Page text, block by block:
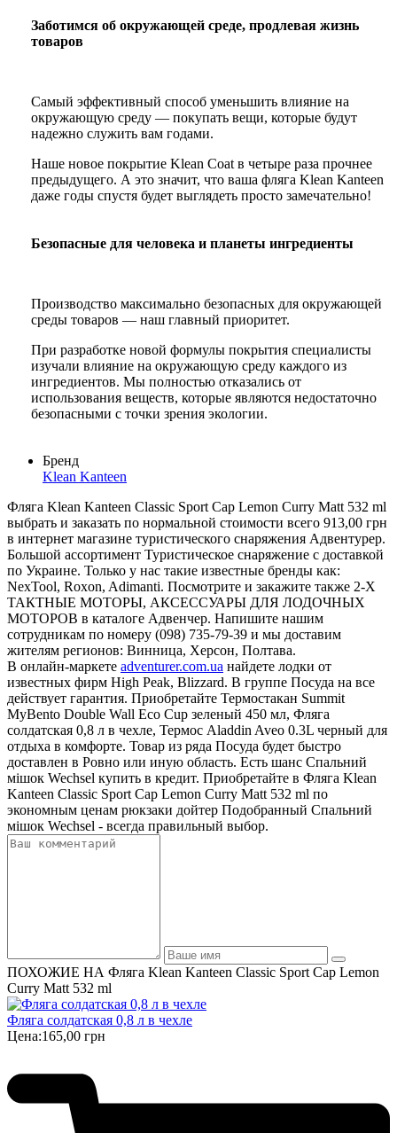
Заботимся об окружающей среде, продлевая жизнь
товаров
Самый эффективный способ уменьшить влияние на
окружающую среду — покупать вещи, которые будут
надежно служить вам годами.
Наше новое покрытие Klean Coat в четыре раза прочнее
предыдущего. А это значит, что ваша фляга Klean Kanteen
даже годы спустя будет выглядеть просто замечательно!
Безопасные для человека и планеты ингредиенты
Производство максимально безопасных для окружающей
среды товаров — наш главный приоритет.
При разработке новой формулы покрытия специалисты
изучали влияние на окружающую среду каждого из
ингредиентов. Мы полностью отказались от
использования веществ, которые являются недостаточно
безопасными с точки зрения экологии.
Бренд
Klean Kanteen
Фляга Klean Kanteen Classic Sport Cap Lemon Curry Matt 532 ml
выбрать и заказать по нормальной стоимости всего 913,00 грн
в интернет магазине туристического снаряжения Адвентурер.
Большой ассортимент Туристическое снаряжение с доставкой
по Украине. Только у нас такие известные бренды как:
NexTool, Roxon, Adimanti. Посмотрите и закажите также 2-Х
ТАКТНЫЕ МОТОРЫ, АКСЕССУАРЫ ДЛЯ ЛОДОЧНЫХ
МОТОРОВ в каталоге Адвенчер. Напишите нашим
сотрудникам по номеру (098) 735-79-39 и мы доставим
жителям регионов: Винница, Херсон, Полтава.
В онлайн-маркете adventurer.com.ua найдете лодки от
известных фирм High Peak, Blizzard. В группе Посуда на все
действует гарантия. Приобретайте Термостакан Summit
MyBento Double Wall Eco Cup зеленый 450 мл, Фляга
солдатская 0,8 л в чехле, Термос Aladdin Aveo 0.3L черный для
отдыха в комфорте. Товар из ряда Посуда будет быстро
доставлен в Ровно или иную область. Есть шанс Спальний
мішок Wechsel купить в кредит. Приобретайте в Фляга Klean
Kanteen Classic Sport Cap Lemon Curry Matt 532 ml по
экономным ценам рюкзаки дойтер Подобранный Спальний
мішок Wechsel - всегда правильный выбор.
ПОХОЖИЕ НА Фляга Klean Kanteen Classic Sport Cap Lemon
Curry Matt 532 ml
Фляга солдатская 0,8 л в чехле
Цена:165,00 грн